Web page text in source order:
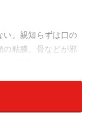
い。親知らずは口の
の粘膜、骨などが邪
に歯が隠れている